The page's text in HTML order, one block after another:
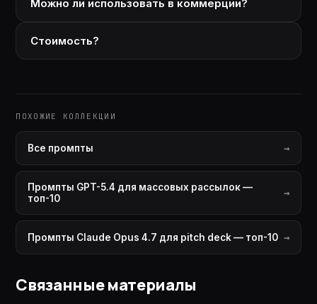
Можно ли использовать в коммерции?
Стоимость?
ПОХОЖИЕ КОЛЛЕКЦИИ
Все промпты
Промпты GPT-5.4 для массовых рассылок —
топ-10
Промпты Claude Opus 4.7 для pitch deck — топ-10
Связанные материалы